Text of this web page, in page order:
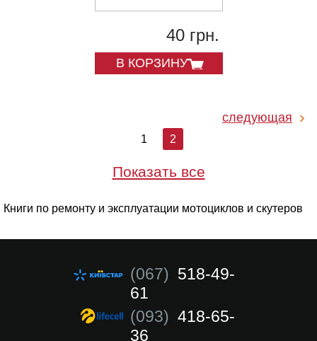
Устройство, эк
40 грн.
В КОРЗИНУ
следующая
1 2
Показать все
Книги по ремонту и эксплуатации мотоциклов и скутеров
(067) 518-49-
61
(093) 418-65-
36